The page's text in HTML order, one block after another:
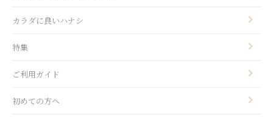
カラダに良いハナシ
特集
ご利用ガイド
初めての方へ